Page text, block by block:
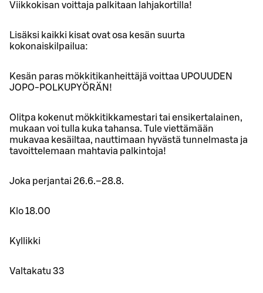
Viikkokisan voittaja palkitaan lahjakortilla!
Lisäksi kaikki kisat ovat osa kesän suurta
kokonaiskilpailua:
Kesän paras mökkitikanheittäjä voittaa UPOUUDEN
JOPO-POLKUPYÖRÄN!
Olitpa kokenut mökkitikkamestari tai ensikertalainen,
mukaan voi tulla kuka tahansa. Tule viettämään
mukavaa kesäiltaa, nauttimaan hyvästä tunnelmasta ja
tavoittelemaan mahtavia palkintoja!
Joka perjantai 26.6.–28.8.
Klo 18.00
Kyllikki
Valtakatu 33